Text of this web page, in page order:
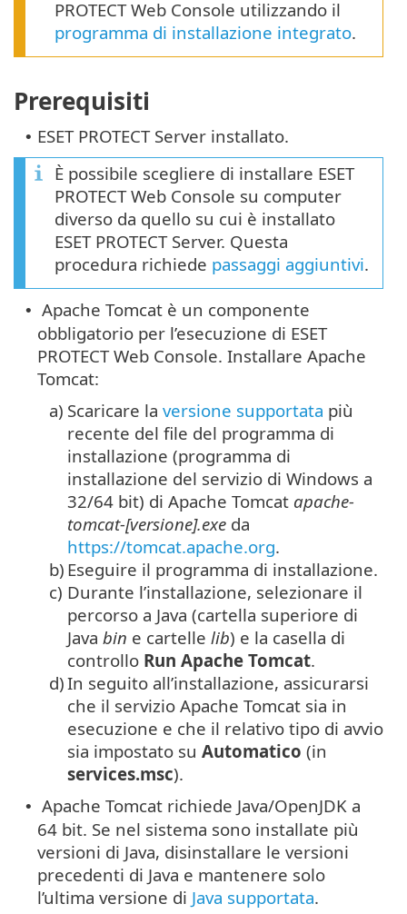
PROTECT Web Console utilizzando il
programma di installazione integrato.
Prerequisiti
• ESET PROTECT Server installato.
È possibile scegliere di installare ESET
PROTECT Web Console su computer
diverso da quello su cui è installato
ESET PROTECT Server. Questa
procedura richiede passaggi aggiuntivi.
• Apache Tomcat è un componente
obbligatorio per l’esecuzione di ESET
PROTECT Web Console. Installare Apache
Tomcat:
a) Scaricare la versione supportata più
recente del file del programma di
installazione (programma di
installazione del servizio di Windows a
32/64 bit) di Apache Tomcat apache-
tomcat-[versione].exe da
https://tomcat.apache.org.
b) Eseguire il programma di installazione.
c) Durante l’installazione, selezionare il
percorso a Java (cartella superiore di
Java bin e cartelle lib) e la casella di
controllo Run Apache Tomcat.
d)In seguito all’installazione, assicurarsi
che il servizio Apache Tomcat sia in
esecuzione e che il relativo tipo di avvio
sia impostato su Automatico (in
services.msc).
• Apache Tomcat richiede Java/OpenJDK a
64 bit. Se nel sistema sono installate più
versioni di Java, disinstallare le versioni
precedenti di Java e mantenere solo
l’ultima versione di Java supportata.